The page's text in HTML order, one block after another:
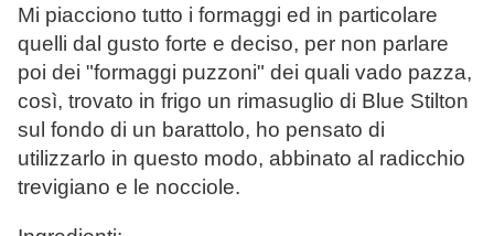
Mi piacciono tutto i formaggi ed in particolare
quelli dal gusto forte e deciso, per non parlare
poi dei "formaggi puzzoni" dei quali vado pazza,
così, trovato in frigo un rimasuglio di Blue Stilton
sul fondo di un barattolo, ho pensato di
utilizzarlo in questo modo, abbinato al radicchio
trevigiano e le nocciole.